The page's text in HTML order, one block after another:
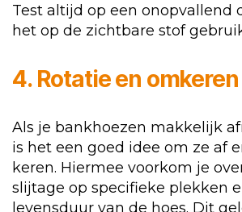
Test altijd op een onopvallend
het op de zichtbare stof
4. Rotatie en omkeren
Als je bankhoezen makkelijk
is het een goed idee om ze af
keren. Hiermee voorkom je
slijtage op specifieke plekken
levensduur van de hoes. Dit